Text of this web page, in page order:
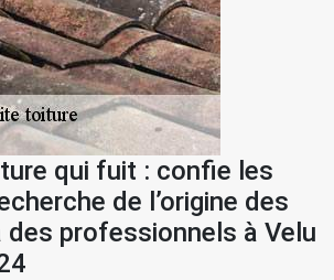
qui fuit : confie les
de l’origine des
des professionnels à Velu